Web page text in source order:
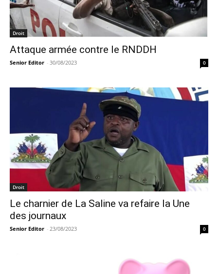
Droit
Attaque armée contre le RNDDH
Senior Editor - 30/08/2023 0
Droit
Le charnier de La Saline va refaire la Une
des journaux
Senior Editor - 23/08/2023 0